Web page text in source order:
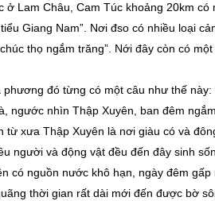
Lam Châu, Cam Túc khoảng 20km có
Giang Nam”. Nơi đso có nhiều loại
thọ ngắm trăng”. Nới đây còn có một
phương đó từng có một câu như thế
ngước nhìn Thập Xuyên, ban đêm
từ xưa Thập Xuyên là nơi giàu có và
người và động vật đều đến đây sinh
có nguồn nước khô hạn, ngày đêm
thời gian rất dài mới đến được bờ